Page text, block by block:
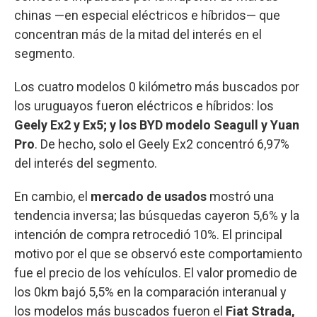
chinas —en especial eléctricos e híbridos— que
concentran más de la mitad del interés en el
segmento.
Los cuatro modelos 0 kilómetro más buscados por
los uruguayos fueron eléctricos e híbridos: los
Geely Ex2 y Ex5; y los BYD modelo Seagull y Yuan
Pro. De hecho, solo el Geely Ex2 concentró 6,97%
del interés del segmento.
En cambio, el mercado de usados mostró una
tendencia inversa; las búsquedas cayeron 5,6% y la
intención de compra retrocedió 10%. El principal
motivo por el que se observó este comportamiento
fue el precio de los vehículos. El valor promedio de
los 0km bajó 5,5% en la comparación interanual y
los modelos más buscados fueron el Fiat Strada,